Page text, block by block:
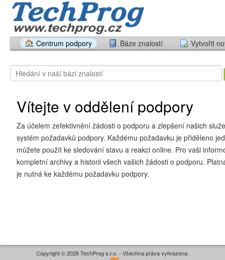
Centrum podpory Báze znalostí Vytvořit
Vítejte v oddělení podpory
Za účelem zefektivnění žádosti o podporu a zlepšení našich
systém požadavků podpory. Každému požadavku je přiděleno
můžete použít ke sledování stavu a reakci online. Pro vaši
kompletní archivy a historii všech vašich žádosti o podporu.
je nutná ke každému požadavku podpory.
Copyright © 2026 TechProg s.r.o. - Všechna práva vyhrazena.